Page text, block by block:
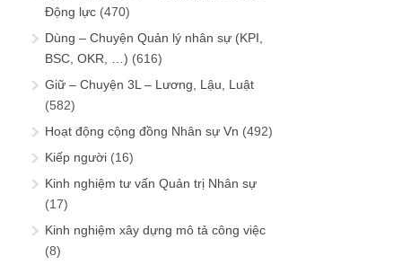
Động lực (470)
Dùng – Chuyện Quản lý nhân sự (KPI,
BSC, OKR, …) (616)
Giữ – Chuyện 3L – Lương, Lậu, Luật
(582)
Hoạt động cộng đồng Nhân sự Vn (492)
Kiếp người (16)
Kinh nghiệm tư vấn Quản trị Nhân sự
(17)
Kinh nghiệm xây dựng mô tả công việc
(8)